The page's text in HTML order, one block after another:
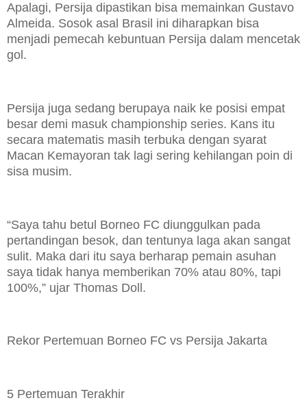
Apalagi, Persija dipastikan bisa memainkan Gustavo
Almeida. Sosok asal Brasil ini diharapkan bisa
menjadi pemecah kebuntuan Persija dalam mencetak
gol.
Persija juga sedang berupaya naik ke posisi empat
besar demi masuk championship series. Kans itu
secara matematis masih terbuka dengan syarat
Macan Kemayoran tak lagi sering kehilangan poin di
sisa musim.
“Saya tahu betul Borneo FC diunggulkan pada
pertandingan besok, dan tentunya laga akan sangat
sulit. Maka dari itu saya berharap pemain asuhan
saya tidak hanya memberikan 70% atau 80%, tapi
100%,” ujar Thomas Doll.
Rekor Pertemuan Borneo FC vs Persija Jakarta
5 Pertemuan Terakhir